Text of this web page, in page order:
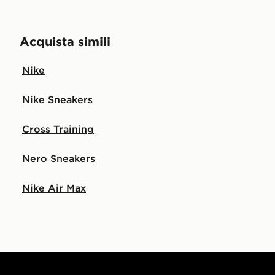
Acquista simili
Nike
Nike Sneakers
Cross Training
Nero Sneakers
Nike Air Max